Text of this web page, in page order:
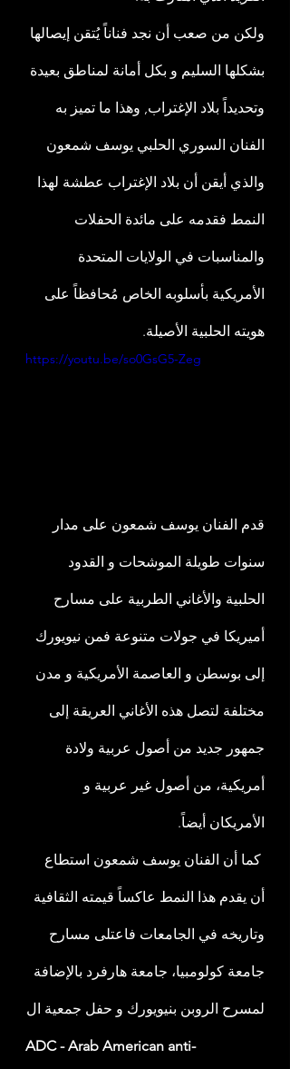
ولكن من صعب أن نجد فناناً يُتقن إيصالها
بشكلها السليم و بكل أمانة لمناطق بعيدة
وتحديداً بلاد الإغتراب, وهذا ما تميز به
الفنان السوري الحلبي يوسف شمعون
والذي أيقن أن بلاد الإغتراب عطشة لهذا
النمط فقدمه على مائدة الحفلات
والمناسبات في الولايات المتحدة
الأمريكية بأسلوبه الخاص مُحافظاً على
هويته الحلبية الأصيلة.
https://youtu.be/so0GsG5-Zeg
قدم الفنان يوسف شمعون على مدار
سنوات طويلة الموشحات و القدود
الحلبية والأغاني الطربية على مسارح
أميريكا في جولات متنوعة فمن نيويورك
إلى بوسطن و العاصمة الأمريكية و مدن
مختلفة لتصل هذه الأغاني العريقة إلى
جمهور جديد من أصول عربية ولادة
أمريكية، من أصول غير عربية و
الأمريكان أيضاً.
كما أن الفنان يوسف شمعون استطاع
أن يقدم هذا النمط عاكساً قيمته الثقافية
وتاريخه في الجامعات فاعتلى مسارح
جامعة كولومبيا، جامعة هارفرد بالإضافة
لمسرح الروبن بنيويورك و حفل جمعية ال
ADC - Arab American anti-